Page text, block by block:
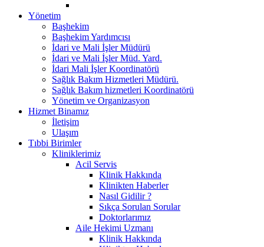
Yönetim
Başhekim
Başhekim Yardımcısı
İdari ve Mali İşler Müdürü
İdari ve Mali İşler Müd. Yard.
İdari Mali İşler Koordinatörü
Sağlık Bakım Hizmetleri Müdürü.
Sağlık Bakım hizmetleri Koordinatörü
Yönetim ve Organizasyon
Hizmet Binamız
İletişim
Ulaşım
Tıbbi Birimler
Kliniklerimiz
Acil Servis
Klinik Hakkında
Klinikten Haberler
Nasıl Gidilir ?
Sıkça Sorulan Sorular
Doktorlarımız
Aile Hekimi Uzmanı
Klinik Hakkında